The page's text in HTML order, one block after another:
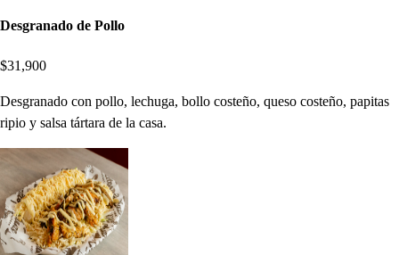
Desgranado de Pollo
$31,900
Desgranado con pollo, lechuga, bollo costeño, queso costeño, papitas
ripio y salsa tártara de la casa.